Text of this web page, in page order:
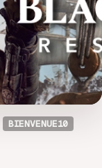
BIENVENUE10